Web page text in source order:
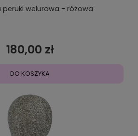
peruki welurowa - różowa
180,00 zł
DO KOSZYKA